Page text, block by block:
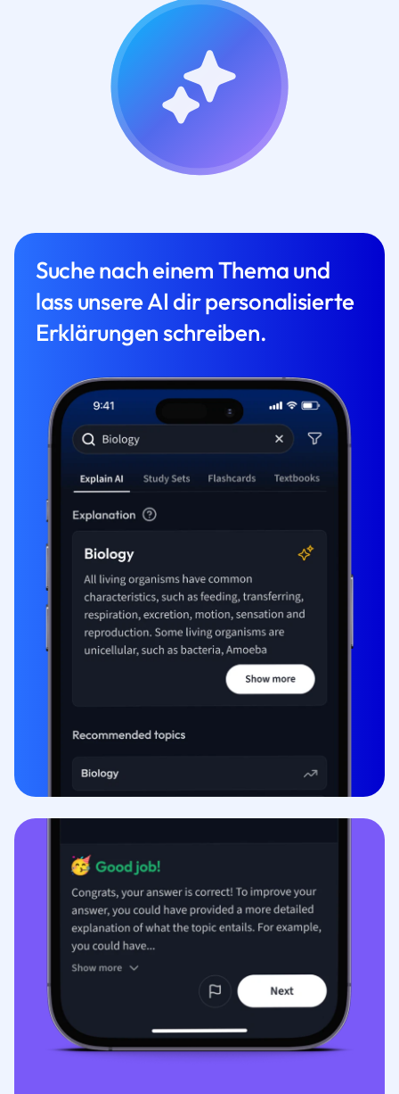
Suche nach einem Thema und
lass unsere AI dir personalisierte
Erklärungen schreiben.